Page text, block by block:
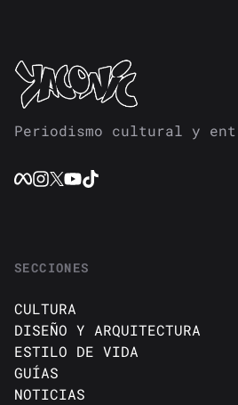
Periodismo cultural y
SECCIONES
CULTURA
DISEÑO Y ARQUITECTURA
ESTILO DE VIDA
GUÍAS
NOTICIAS